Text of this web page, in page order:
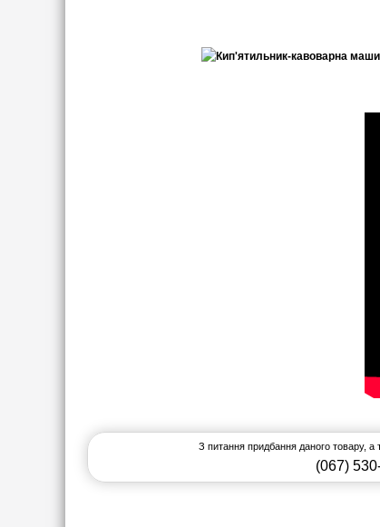
З питання придбання даного товару,
(067)